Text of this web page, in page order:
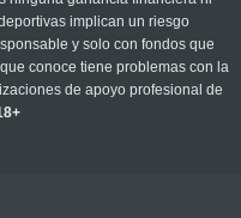
implican un riesgo
y solo con fondos que
conoce tiene problemas con la
de apoyo profesional de